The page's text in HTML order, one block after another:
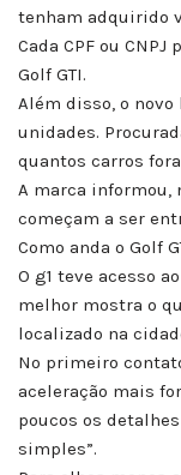
tenham adquirido
Cada CPF ou
Golf GTI.
Além disso, o
unidades.
quantos carros
A marca informou,
começam a ser
Como anda o Golf
O g1 teve acesso
melhor mostra o
localizado na
No primeiro
aceleração mais
poucos os
simples”.